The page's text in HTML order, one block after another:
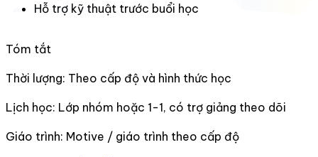
Hỗ trợ kỹ thuật trước buổi học
Tóm tắt
Thời lượng: Theo cấp độ và hình thức học
Lịch học: Lớp nhóm hoặc 1-1, có trợ giảng theo dõi
Giáo trình: Motive / giáo trình theo cấp độ